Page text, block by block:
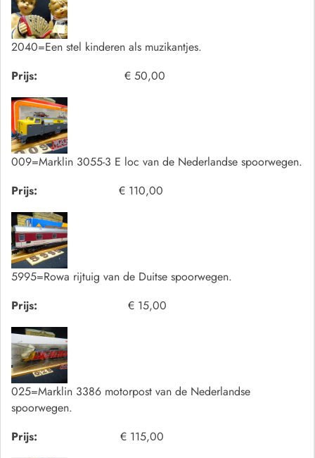
2040=Een stel kinderen als muzikantjes.
Prijs:
€ 50,00
009=Marklin 3055-3 E loc van de Nederlandse spoorwegen.
Prijs:
€ 110,00
5995=Rowa rijtuig van de Duitse spoorwegen.
Prijs:
€ 15,00
025=Marklin 3386 motorpost van de Nederlandse
spoorwegen.
Prijs:
€ 115,00